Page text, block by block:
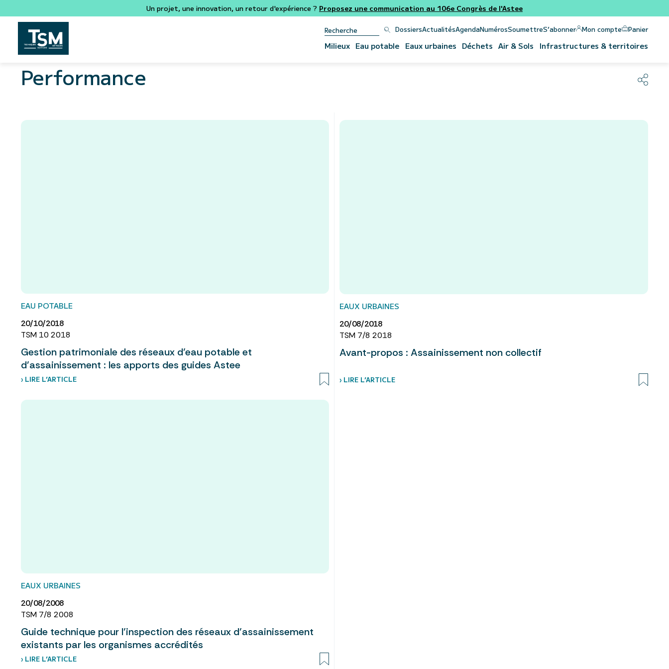
Un projet, une innovation, un retour d'expérience ? Proposez une communication au 106e Congrès de l'Astee
DossiersActualitésAgendaNumérosSoumettreS’abonner Mon compte Panier
Milieux Eau potable Eaux urbaines Déchets Air & Sols Infrastructures & territoires
Performance
EAU POTABLE
20/10/2018
TSM 10 2018
Gestion patrimoniale des réseaux d’eau potable et
d’assainissement : les apports des guides Astee
› LIRE L’ARTICLE
EAUX URBAINES
20/08/2018
TSM 7/8 2018
Avant-propos : Assainissement non collectif
› LIRE L’ARTICLE
EAUX URBAINES
20/08/2008
TSM 7/8 2008
Guide technique pour l’inspection des réseaux d’assainissement
existants par les organismes accrédités
› LIRE L’ARTICLE